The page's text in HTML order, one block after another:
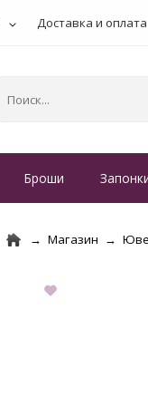
Доставка и оплата
Броши
Магазин